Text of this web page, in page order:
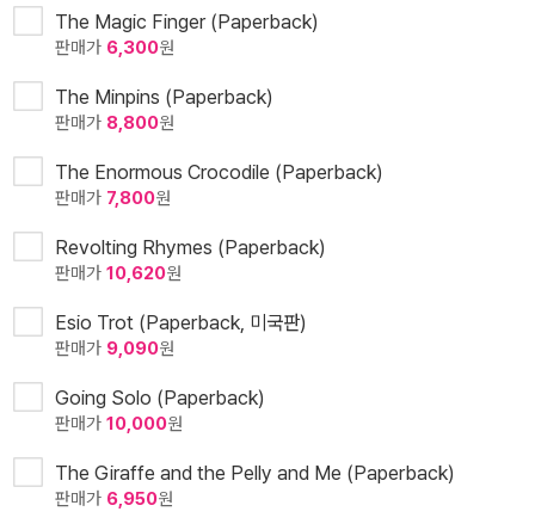
The Magic Finger (Paperback)
판매가 6,300원
The Minpins (Paperback)
판매가 8,800원
The Enormous Crocodile (Paperback)
판매가 7,800원
Revolting Rhymes (Paperback)
판매가 10,620원
Esio Trot (Paperback, 미국판)
판매가 9,090원
Going Solo (Paperback)
판매가 10,000원
The Giraffe and the Pelly and Me (Paperback)
판매가 6,950원